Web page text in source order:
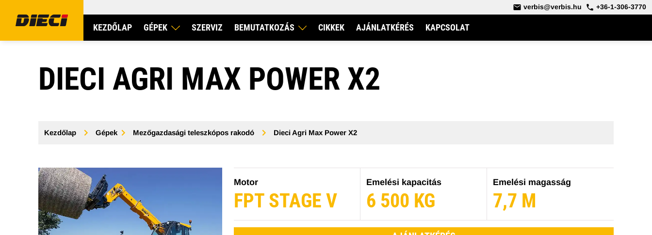
verbis@verbis.hu +36-1-306-3770
KEZDŐLAP GÉPEK SZERVIZ BEMUTATKOZÁS
DIECI
CIKKEK AJÁNLATKÉRÉS KAPCSOLAT
DIECI AGRI MAX POWER X2
Kezdőlap Gépek Mezőgazdasági teleszkópos rakodó Dieci Agri Max Power X2
Motor
FPT STAGE V
Emelési kapacitás
6 500 KG
Emelési magasság
7,7 M